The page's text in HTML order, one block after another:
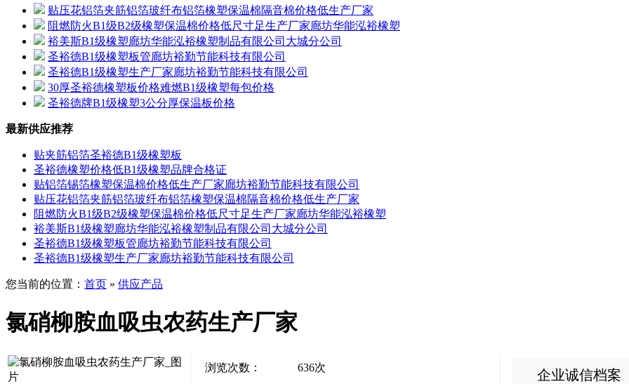
贴压花铝箔夹筋铝箔玻纤布铝箔橡塑保温棉隔音棉价格低生产厂家
阻燃防火B1级B2级橡塑保温棉价格低尺寸足生产厂家廊坊华能泓裕橡塑
裕美斯B1级橡塑廊坊华能泓裕橡塑制品有限公司大城分公司
圣裕德B1级橡塑板管廊坊裕勤节能科技有限公司
圣裕德B1级橡塑生产厂家廊坊裕勤节能科技有限公司
30厚圣裕德橡塑板价格难燃B1级橡塑每包价格
圣裕德牌B1级橡塑3公分厚保温板价格
最新供应推荐
贴夹筋铝箔圣裕德B1级橡塑板
圣裕德橡塑价格低B1级橡塑品牌合格证
贴铝箔锡箔橡塑保温棉价格低生产厂家廊坊裕勤节能科技有限公司
贴压花铝箔夹筋铝箔玻纤布铝箔橡塑保温棉隔音棉价格低生产厂家
阻燃防火B1级B2级橡塑保温棉价格低尺寸足生产厂家廊坊华能泓裕橡塑
裕美斯B1级橡塑廊坊华能泓裕橡塑制品有限公司大城分公司
圣裕德B1级橡塑板管廊坊裕勤节能科技有限公司
圣裕德B1级橡塑生产厂家廊坊裕勤节能科技有限公司
您当前的位置： 首页 » 供应产品
氯硝柳胺血吸虫农药生产厂家
浏览次数： 636次 企业诚信档案